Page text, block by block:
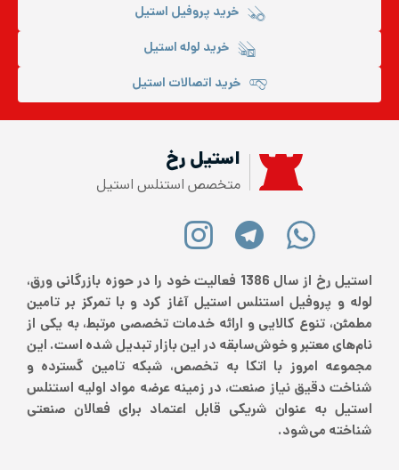
خرید پروفیل استیل
خرید لوله استیل
خرید اتصالات استیل
استیل رخ
متخصص استنلس استیل
استیل رخ از سال 1386 فعالیت خود را در حوزه بازرگانی ورق،
لوله و پروفیل استنلس استیل آغاز کرد و با تمرکز بر تامین
مطمئن، تنوع کالایی و ارائه خدمات تخصصی مرتبط، به یکی از
نام‌های معتبر و خوش‌سابقه در این بازار تبدیل شده است. این
مجموعه امروز با اتکا به تخصص، شبکه تامین گسترده و
شناخت دقیق نیاز صنعت، در زمینه عرضه مواد اولیه استنلس
استیل به عنوان شریکی قابل اعتماد برای فعالان صنعتی
شناخته می‌شود.